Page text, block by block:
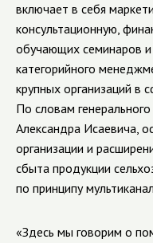
включает в себя
консультационную,
обучающих семинаров
категорийного
крупных организаций в
По словам
Александра Исаевича,
организации и
сбыта продукции
по принципу
«Здесь мы говорим о